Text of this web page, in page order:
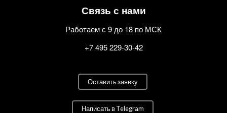
Связь с нами
Работаем с 9 до 18 по МСК
+7 495 229-30-42
Оставить заявку
Написать в Telegram